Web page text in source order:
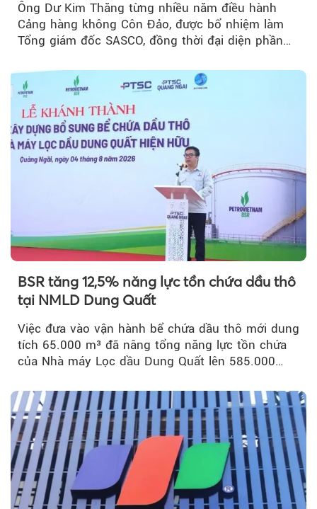
Ông Dư Kim Thăng từng nhiều năm điều hành
Cảng hàng không Côn Đảo, được bổ nhiệm làm
Tổng giám đốc SASCO, đồng thời đại diện phần
BSR tăng 12,5% năng lực tồn chứa dầu thô
tại NMLD Dung Quất
Việc đưa vào vận hành bể chứa dầu thô mới dung
tích 65.000 m³ đã nâng tổng năng lực tồn chứa
của Nhà máy Lọc dầu Dung Quất lên 585.000